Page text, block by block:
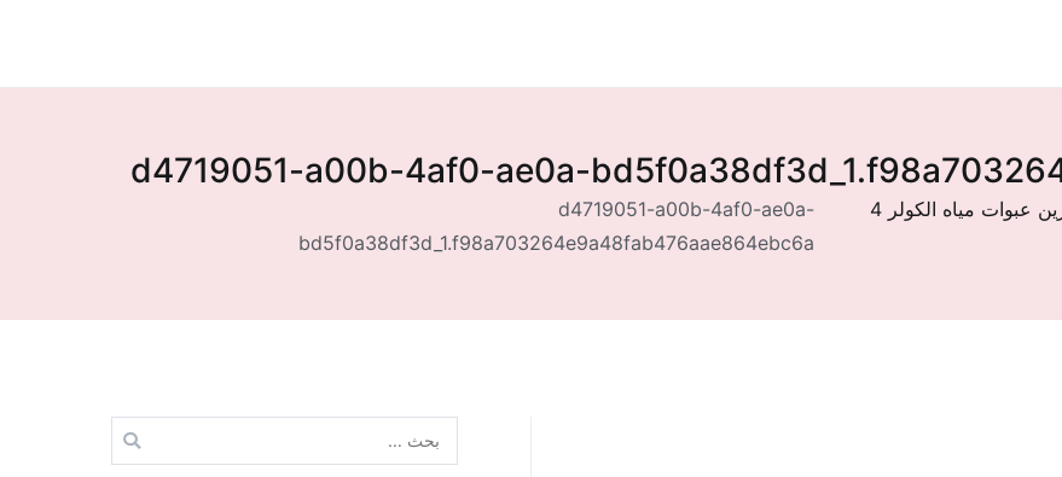
d4719051-a00b-4af0-ae0a-
حامل تخزين عبوات مياه الكولر 4
d4719051-a00b-4af0-ae0a-
bd5f0a38df3d_1.f98a703264e9a48fab476aae864ebc6a
عن: